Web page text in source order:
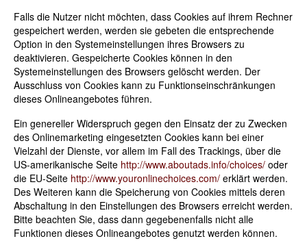
Falls die Nutzer nicht möchten, dass Cookies auf ihrem Rechner
gespeichert werden, werden sie gebeten die entsprechende
Option in den Systemeinstellungen ihres Browsers zu
deaktivieren. Gespeicherte Cookies können in den
Systemeinstellungen des Browsers gelöscht werden. Der
Ausschluss von Cookies kann zu Funktionseinschränkungen
dieses Onlineangebotes führen.
Ein genereller Widerspruch gegen den Einsatz der zu Zwecken
des Onlinemarketing eingesetzten Cookies kann bei einer
Vielzahl der Dienste, vor allem im Fall des Trackings, über die
US-amerikanische Seite http://www.aboutads.info/choices/ oder
die EU-Seite http://www.youronlinechoices.com/ erklärt werden.
Des Weiteren kann die Speicherung von Cookies mittels deren
Abschaltung in den Einstellungen des Browsers erreicht werden.
Bitte beachten Sie, dass dann gegebenenfalls nicht alle
Funktionen dieses Onlineangebotes genutzt werden können.